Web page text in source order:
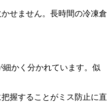
せません。長時間の冷凍倉
かく分かれています。似
握することがミス防止に直